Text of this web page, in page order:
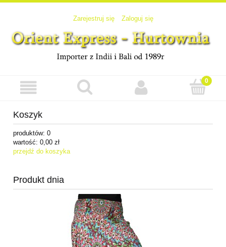
Zarejestruj się Zaloguj się
Koszyk
produktów: 0
wartość: 0,00 zł
przejdź do koszyka
Produkt dnia